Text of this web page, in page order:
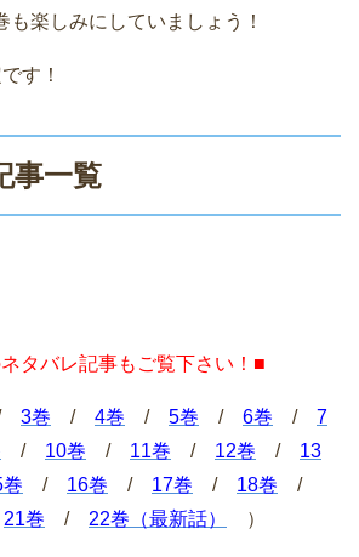
も楽しみにしていましょう！
す！
事一覧
タバレ記事もご覧下さい！■
3巻 / 4巻 / 5巻 / 6巻 / 7
/ 10巻 / 11巻 / 12巻 / 13
巻 / 16巻 / 17巻 / 18巻 /
21巻 / 22巻（最新話） ）